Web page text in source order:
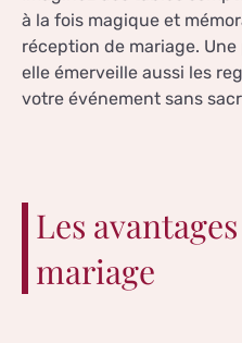
à la fois magique et
réception de mariage.
elle émerveille aussi les
votre événement sans
Les
mariage